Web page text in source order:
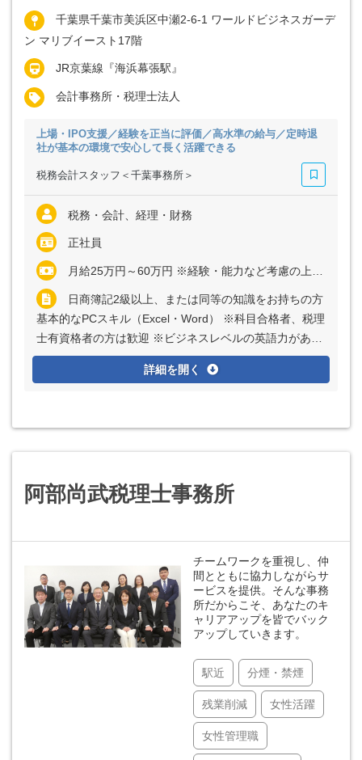
千葉県千葉市美浜区中瀬2-6-1 ワールドビジネスガーデ
ン マリブイースト17階
JR京葉線『海浜幕張駅』
会計事務所・税理士法人
上場・IPO支援／経験を正当に評価／高水準の給与／定時退
社が基本の環境で安心して長く活躍できる
税務会計スタッフ＜千葉事務所＞
税務・会計、経理・財務
正社員
月給25万円～60万円 ※経験・能力など考慮の上、決定いたします ※残業代は全額支給
日商簿記2級以上、または同等の知識をお持ちの方
基本的なPCスキル（Excel・Word） ※科目合格者、税理
士有資格者の方は歓迎 ※ビジネスレベルの英語力がある
方は歓迎
詳細を開く
阿部尚武税理士事務所
チームワークを重視し、仲
間とともに協力しながらサ
ービスを提供。そんな事務
所だからこそ、あなたのキ
ャリアアップを皆でバック
アップしていきます。
駅近 分煙・禁煙
残業削減 女性活躍
女性管理職